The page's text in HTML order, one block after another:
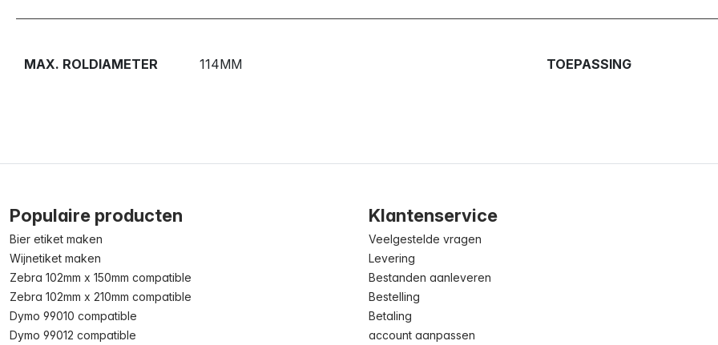
MAX. ROLDIAMETER 114MM TOEPASSING
Populaire producten
Bier etiket maken
Wijnetiket maken
Zebra 102mm x 150mm compatible
Zebra 102mm x 210mm compatible
Dymo 99010 compatible
Dymo 99012 compatible
Klantenservice
Veelgestelde vragen
Levering
Bestanden aanleveren
Bestelling
Betaling
account aanpassen